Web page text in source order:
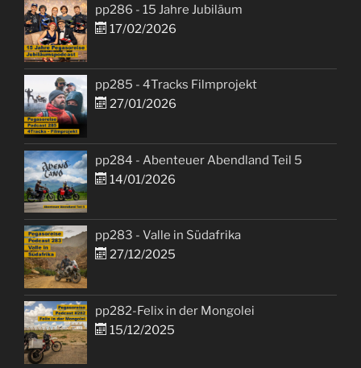
pp286 - 15 Jahre Jubiläum
17/02/2026
pp285 - 4Tracks Filmprojekt
27/01/2026
pp284 - Abenteuer Abendland Teil 5
14/01/2026
pp283 - Valle in Südafrika
27/12/2025
pp282-Felix in der Mongolei
15/12/2025